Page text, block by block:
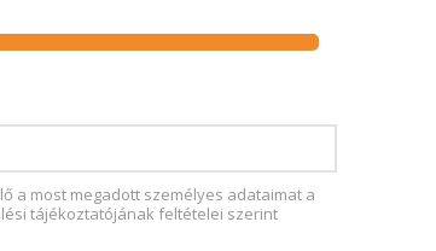
a most megadott személyes adataimat a
tájékoztatójának feltételei szerint